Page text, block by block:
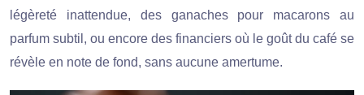
légèreté inattendue, des ganaches pour macarons au
parfum subtil, ou encore des financiers où le goût du café se
révèle en note de fond, sans aucune amertume.